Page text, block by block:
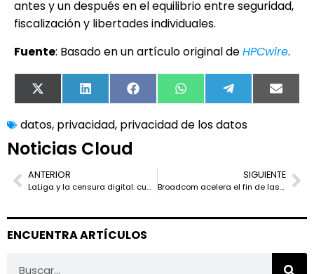
antes y un después en el equilibrio entre seguridad,
fiscalización y libertades individuales.
Fuente: Basado en un artículo original deHPCwire.
X
(Twitter)
LinkedIn FacebookWhatsApp TelegramEmail
datos, privacidad, privacidad de los datos
Noticias Cloud
ANTERIOR
LaLiga y la censura digital: cuando el fútbol decide quién tiene derecho a estar online
SIGUIENTE
Broadcom acelera el fin de las licencias perpetuas de VMware: los clientes reciben cartas de cese y desistimiento
ENCUENTRA ARTÍCULOS